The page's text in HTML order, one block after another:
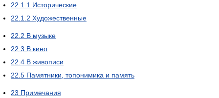
22.1.1 Исторические
22.1.2 Художественные
22.2 В музыке
22.3 В кино
22.4 В живописи
22.5 Памятники, топонимика и память
23 Примечания